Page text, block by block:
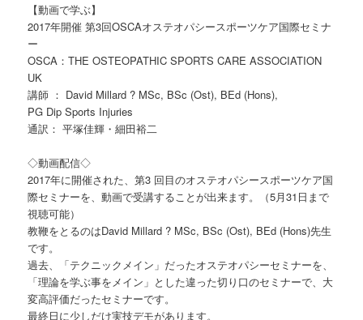
【動画で学ぶ】
2017年開催 第3回OSCAオステオパシースポーツケア国際セミナ
ー
OSCA：THE OSTEOPATHIC SPORTS CARE ASSOCIATION
UK
講師 ： David Millard ? MSc, BSc (Ost), BEd (Hons),
PG Dip Sports Injuries
通訳： 平塚佳輝・細田裕二
◇動画配信◇
2017年に開催された、第3 回目のオステオパシースポーツケア国
際セミナーを、動画で受講することが出来ます。（5月31日まで
視聴可能）
教鞭をとるのはDavid Millard ? MSc, BSc (Ost), BEd (Hons)先生
です。
過去、「テクニックメイン」だったオステオパシーセミナーを、
「理論を学ぶ事をメイン」とした違った切り口のセミナーで、大
変高評価だったセミナーです。
最終日に少しだけ実技デモがあります。